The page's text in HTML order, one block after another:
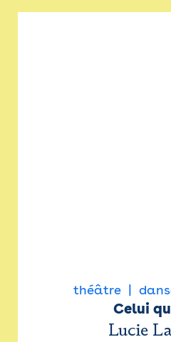
théâtre
Celui
Lucie